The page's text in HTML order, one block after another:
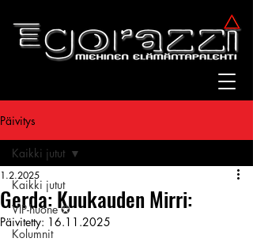
Päivitys
Kaikki jutut
VIP-huone ✪
Kolumnit
Kaikki jutut
Gerda: Kuukauden Mirri:
1.2.2025
Päivitetty: 16.11.2025